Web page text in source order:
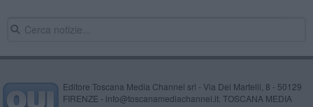
Editore Toscana Media Channel srl - Via Dei Martelli, 8 - 50129
FIRENZE - info@toscanamediachannel.it. TOSCANA MEDIA